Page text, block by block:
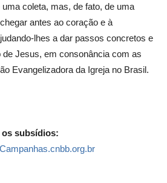
coleta, mas, de fato, de uma
antes ao coração e à
lhes a dar passos concretos e
Jesus, em consonância com as
Evangelizadora da Igreja no Brasil.
os subsídios:
Campanhas.cnbb.org.br